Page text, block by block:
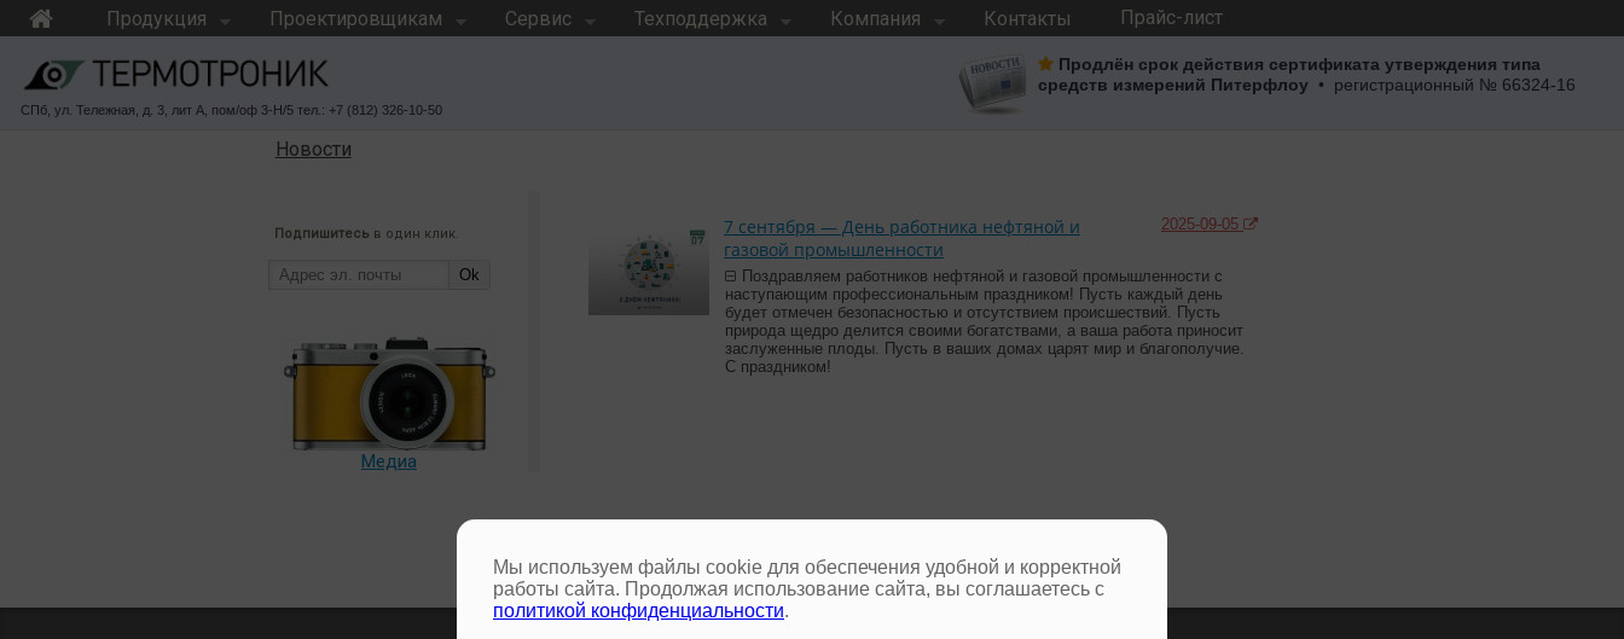
Продукция Проектировщикам Сервис Техподдержка Компания Контакты Прайс-лист
СПб, ул. Тележная, д. 3, лит А, пом/оф 3-Н/5 тел.: +7 (812) 326-10-50
Продлён срок действия сертификата утверждения типа
средств измерений Питерфлоу • регистрационный № 66324-16
Новости
Подпишитесь в один клик.
Ok
Медиа
2025-09-05
7 сентября — День работника нефтяной и
газовой промышленности
Поздравляем работников нефтяной и газовой промышленности с
наступающим профессиональным праздником! Пусть каждый день
будет отмечен безопасностью и отсутствием происшествий. Пусть
природа щедро делится своими богатствами, а ваша работа приносит
заслуженные плоды. Пусть в ваших домах царят мир и благополучие.
С праздником!
Мы используем файлы cookie для обеспечения удобной и корректной
работы сайта. Продолжая использование сайта, вы соглашаетесь с
политикой конфиденциальности.